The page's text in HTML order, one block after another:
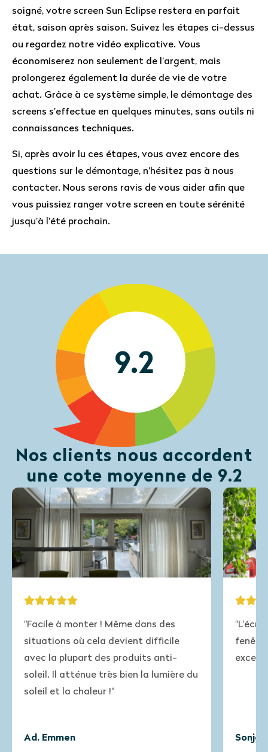
soigné, votre screen Sun Eclipse restera en parfait
état, saison après saison. Suivez les étapes ci-dessus
ou regardez notre vidéo explicative. Vous
économiserez non seulement de l’argent, mais
prolongerez également la durée de vie de votre
achat. Grâce à ce système simple, le démontage des
screens s’effectue en quelques minutes, sans outils ni
connaissances techniques.
Si, après avoir lu ces étapes, vous avez encore des
questions sur le démontage, n’hésitez pas à nous
contacter. Nous serons ravis de vous aider afin que
vous puissiez ranger votre screen en toute sérénité
jusqu’à l’été prochain.
9.2
Nos clients nous accordent
une cote moyenne de 9.2
! Même dans des
cela devient difficile
des produits anti-
très bien la lumière du
!"
"L'écran s'adapte
fenêtre de la remise !
excellente (et rapide)."
Sonja, Overberg